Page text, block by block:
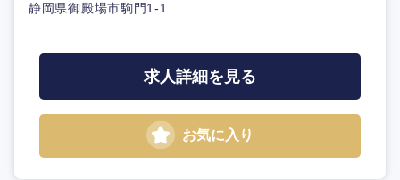
静岡県御殿場市駒門1-1
求人詳細を見る
お気に入り